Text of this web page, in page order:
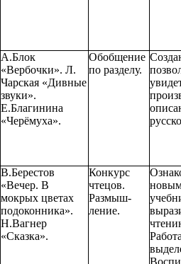
А.Блок
«Вербочки». Л.
Чарская «Дивные
звуки».
Е.Благинина
«Черёмуха».
Обобщение
по разделу.
В.Берестов
«Вечер. В
мокрых цветах
подоконника».
Н.Вагнер
«Сказка».
Конкурс
чтецов.
Размыш-
ление.